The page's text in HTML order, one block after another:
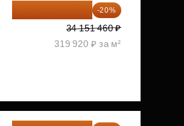
-20%
34 151 460 ₽
319 920 ₽ за м²